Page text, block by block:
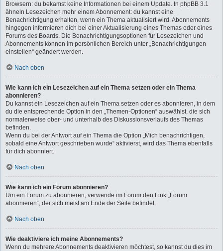
Browsern: du bekamst keine Informationen bei einem Update. In phpBB 3.1
ähneln Lesezeichen mehr einem Abonnement: du kannst eine
Benachrichtigung erhalten, wenn ein Thema aktualisiert wird. Abonnements
hingegen informieren dich bei einer Aktualisierung eines Themas oder eines
Forums des Boards. Die Benachrichtigungsoptionen für Lesezeichen und
Abonnements können im persönlichen Bereich unter „Benachrichtigungen
einstellen“ geändert werden.
Nach oben
Wie kann ich ein Lesezeichen auf ein Thema setzen oder ein Thema
abonnieren?
Du kannst ein Lesezeichen auf ein Thema setzen oder es abonnieren, in dem
du die entsprechende Option in den „Themen-Optionen“ auswählst, die sich
normalerweise ober- und unterhalb des Diskussionsverlaufs des Themas
befinden.
Wenn du bei der Antwort auf ein Thema die Option „Mich benachrichtigen,
sobald eine Antwort geschrieben wurde“ aktivierst, wird das Thema ebenfalls
für dich abonniert.
Nach oben
Wie kann ich ein Forum abonnieren?
Um ein Forum zu abonnieren, verwende im Forum den Link „Forum
abonnieren“, der sich meist am Ende der Seite befindet.
Nach oben
Wie deaktiviere ich meine Abonnements?
Wenn du mehrere Abonnements deaktivieren möchtest, so kannst du dies im